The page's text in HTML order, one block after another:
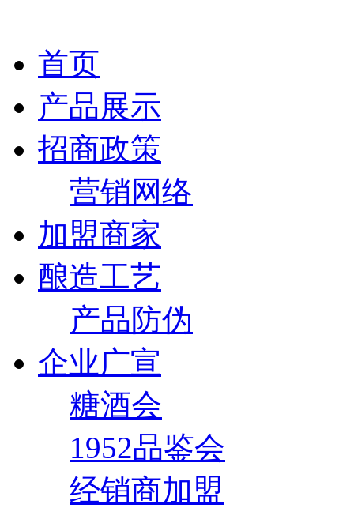
首页
产品展示
招商政策
营销网络
加盟商家
酿造工艺
产品防伪
企业广宣
糖酒会
1952品鉴会
经销商加盟